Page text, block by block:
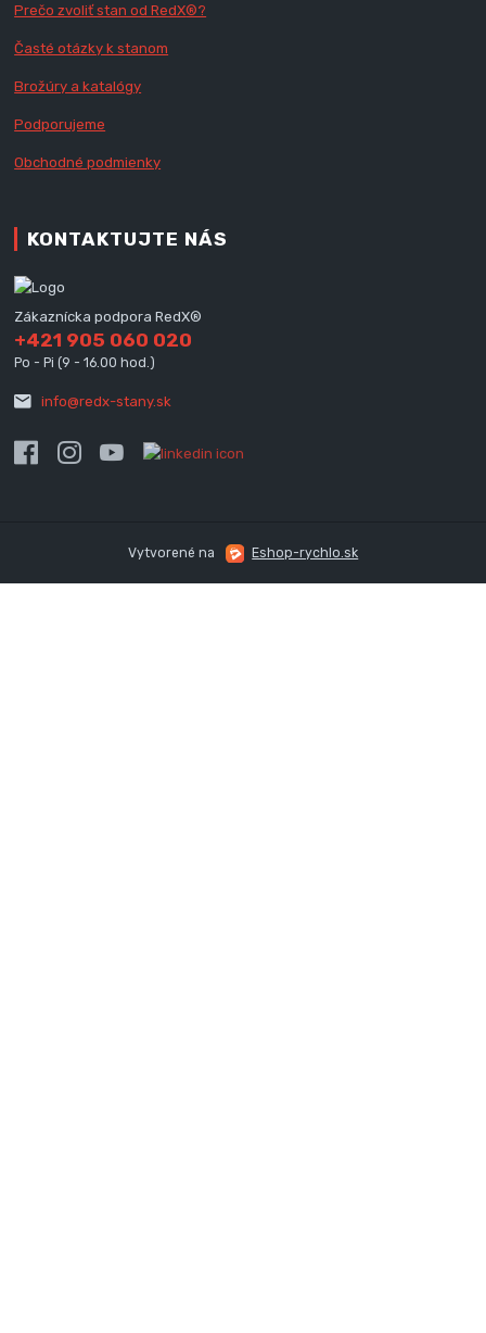
Prečo zvoliť stan od RedX®?
Časté otázky k stanom
Brožúry a katalógy
Podporujeme
Obchodné podmienky
KONTAKTUJTE NÁS
Zákaznícka podpora RedX®
+421 905 060 020
Po - Pi (9 - 16.00 hod.)
info@redx-stany.sk
Vytvorené na Eshop-rychlo.sk